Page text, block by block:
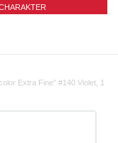
Extra Fine” #140 Violet, 1